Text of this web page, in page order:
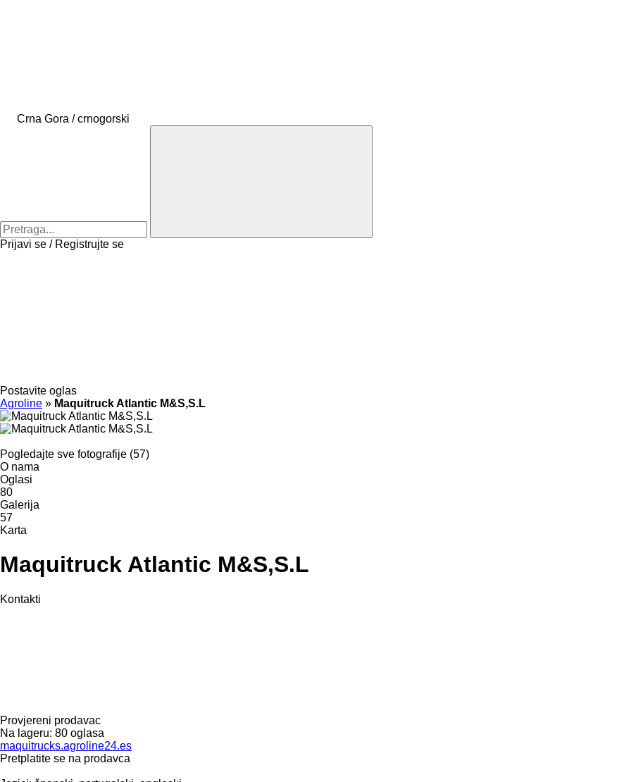
Crna Gora / crnogorski
Prijavi se / Registrujte se
Postavite oglas
Agroline » Maquitruck Atlantic M&S,S.L
Pogledajte sve fotografije (57)
O nama
Oglasi
80
Galerija
57
Karta
Maquitruck Atlantic M&S,S.L
Kontakti
Provjereni prodavac
Na lageru: 80 oglasa
maquitrucks.agroline24.es
Pretplatite se na prodavca